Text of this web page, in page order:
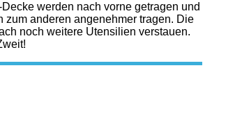
werden nach vorne getragen und
anderen angenehmer tragen. Die
noch weitere Utensilien verstauen.